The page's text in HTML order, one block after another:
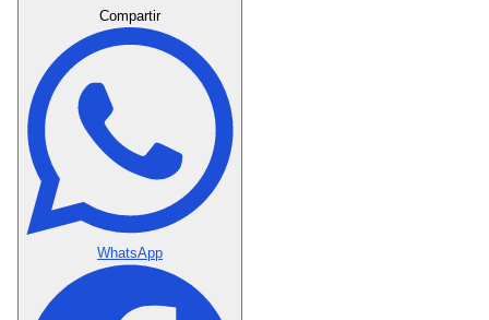
Compartir
WhatsApp